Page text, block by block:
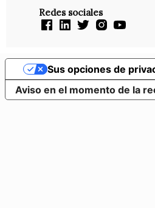
Redes sociales
Aviso en el momento de la
Sus opciones de